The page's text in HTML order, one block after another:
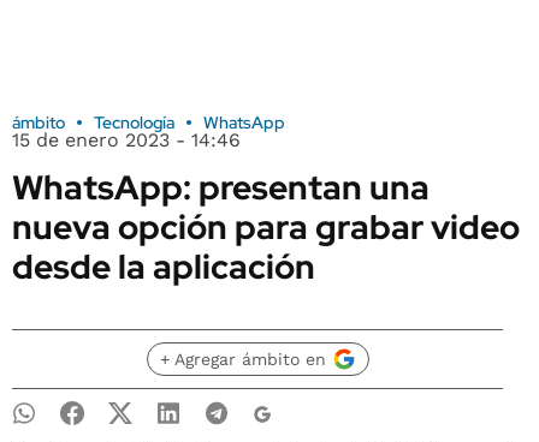
ámbito Tecnología WhatsApp
15 de enero 2023 - 14:46
WhatsApp: presentan una
nueva opción para grabar video
desde la aplicación
+ Agregar ámbito en